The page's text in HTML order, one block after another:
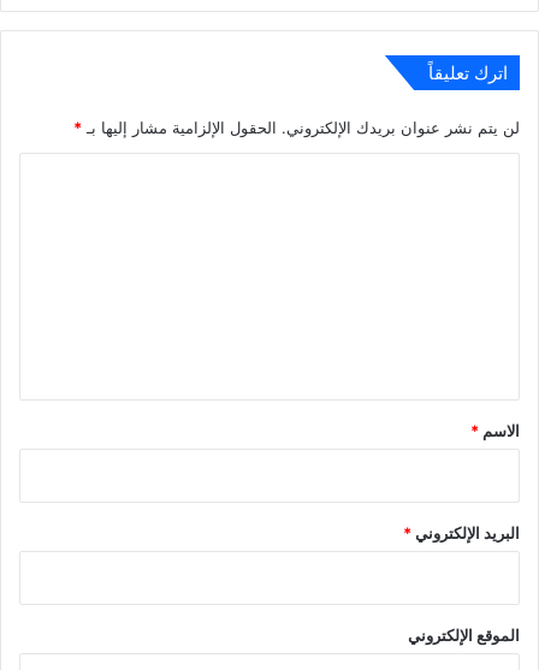
اترك تعليقاً
لن يتم نشر عنوان بريدك الإلكتروني. الحقول الإلزامية مشار إليها بـ*
*
الاسم *
البريد الإلكتروني*
الموقع الإلكتروني